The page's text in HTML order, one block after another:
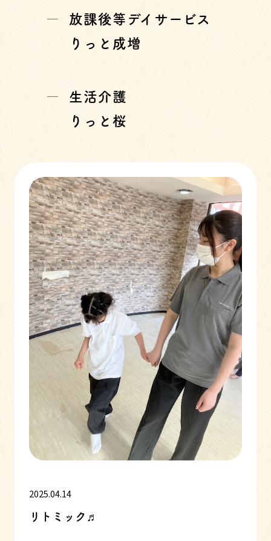
2025.04.14
リトミック♬
放課後等デイサービス
りっと成増
生活介護
りっと桜